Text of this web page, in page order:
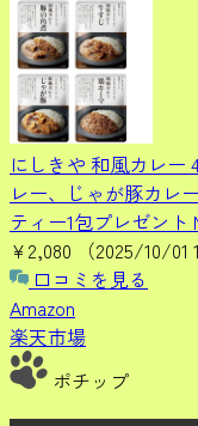
にしきや 和風カレー
レー、じゃが豚カレ
ティー1包プレゼント
¥2,080
（2025/10/01
口コミを見る
Amazon
楽天市場
ポチップ